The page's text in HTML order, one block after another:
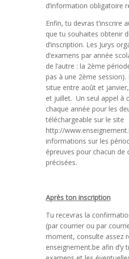
d’information obligatoire
Enfin, tu devras t’inscrire
que tu souhaites obtenir
d’inscription. Les Jurys
d’examens par année
de l’autre : la 2ème
pas à une 2ème session).
situe entre août et
et juillet. Un seul appel à
chaque année pour les
téléchargeable sur le site
http://
informations sur les
épreuves pour chacun de
précisées.
Après ton inscription
Tu recevras la
(par courrier ou par
moment, consulte assez
enseignement.be afin d’y